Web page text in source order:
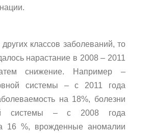
других классов заболеваний, то
нарастание в 2008 – 2011
снижение. Например –
системы – с 2011 года
на 18%, болезни
системы – с 2008 года
16 %, врожденные аномалии